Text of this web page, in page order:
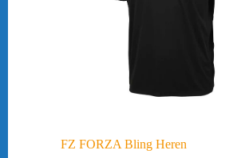
FZ FORZA Bling Heren